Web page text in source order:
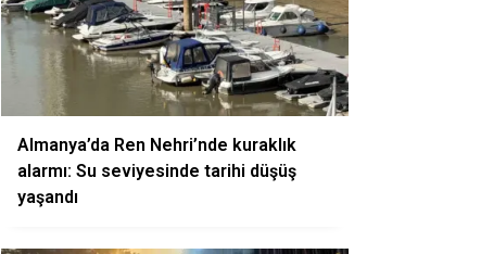
Almanya’da Ren Nehri’nde kuraklık
alarmı: Su seviyesinde tarihi düşüş
yaşandı